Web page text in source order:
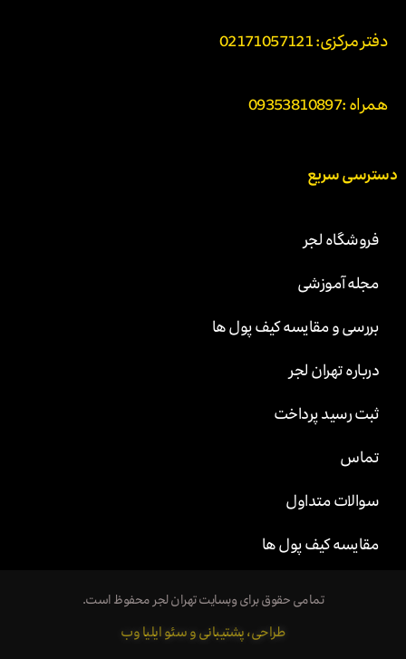
دفتر مرکزی: 02171057121
همراه :09353810897
دسترسی سریع
فروشگاه لجر
مجله آموزشی
بررسی و مقایسه کیف پول ها
درباره تهران لجر
ثبت رسید پرداخت
تماس
سوالات متداول
مقایسه کیف پول ها
تمامی حقوق برای وبسایت تهران لجر محفوظ است.
طراحی، پشتیبانی و سئو ایلیا وب